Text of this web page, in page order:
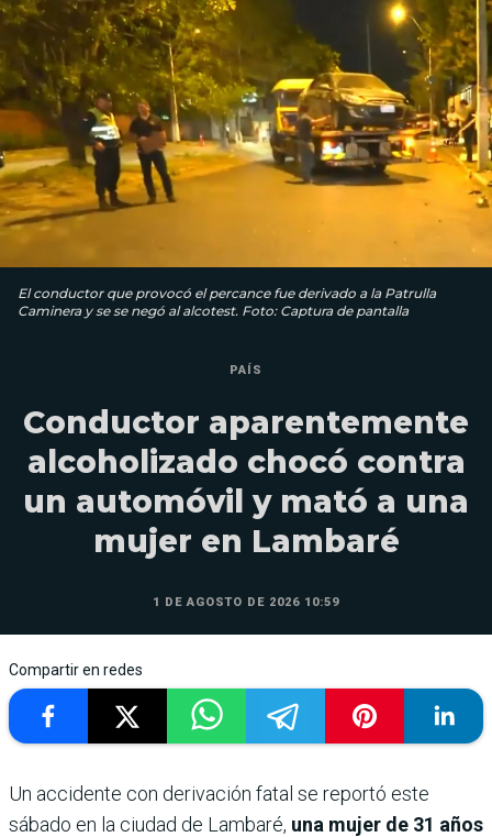
El conductor que provocó el percance fue derivado a la Patrulla
Caminera y se se negó al alcotest. Foto: Captura de pantalla
PAÍS
Conductor aparentemente
alcoholizado chocó contra
un automóvil y mató a una
mujer en Lambaré
1 DE AGOSTO DE 2026 10:59
Compartir en redes
Un accidente con derivación fatal se reportó este
sábado en la ciudad de Lambaré, una mujer de 31 años